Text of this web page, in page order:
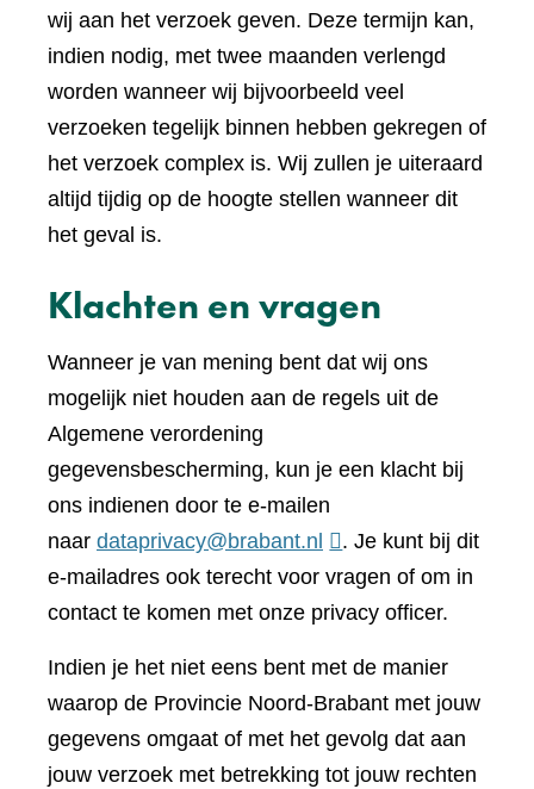
wij aan het verzoek geven. Deze termijn kan,
indien nodig, met twee maanden verlengd
worden wanneer wij bijvoorbeeld veel
verzoeken tegelijk binnen hebben gekregen of
het verzoek complex is. Wij zullen je uiteraard
altijd tijdig op de hoogte stellen wanneer dit
het geval is.
Klachten en vragen
Wanneer je van mening bent dat wij ons
mogelijk niet houden aan de regels uit de
Algemene verordening
gegevensbescherming, kun je een klacht bij
ons indienen door te e-mailen
naar dataprivacy@brabant.nl
. Je kunt bij dit
e-mailadres ook terecht voor vragen of om in
contact te komen met onze privacy officer.
Indien je het niet eens bent met de manier
waarop de Provincie Noord-Brabant met jouw
gegevens omgaat of met het gevolg dat aan
jouw verzoek met betrekking tot jouw rechten